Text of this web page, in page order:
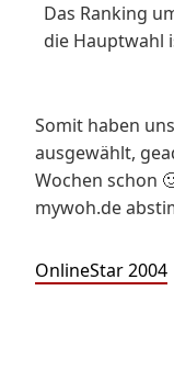
Das Ranking
die Hauptwahl
Somit haben
ausgewählt,
Wochen schon
mywoh.de
OnlineStar 2004